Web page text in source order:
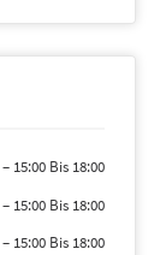
– 15:00 Bis 18:00
– 15:00 Bis 18:00
– 15:00 Bis 18:00